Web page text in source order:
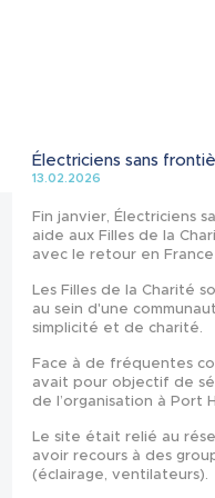
Électriciens sans
13.02.2026
Fin janvier, Électriciens
aide aux Filles de la
avec le retour en
Les Filles de la Charité
au sein d'une
simplicité et de charité.
Face à de fréquentes
avait pour objectif de
de l’organisation à Port
Le site était relié au
avoir recours à des
(éclairage, ventilateurs).